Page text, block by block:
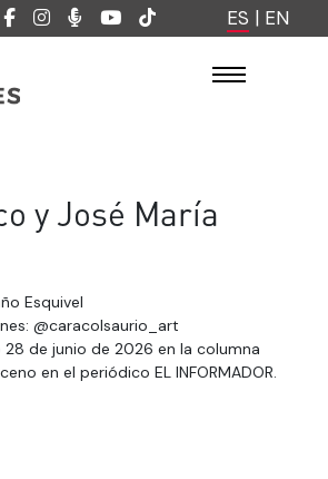
ES | EN
y José María
Esquivel
@caracolsaurio_art
de junio de 2026 en la columna
en el periódico EL INFORMADOR.